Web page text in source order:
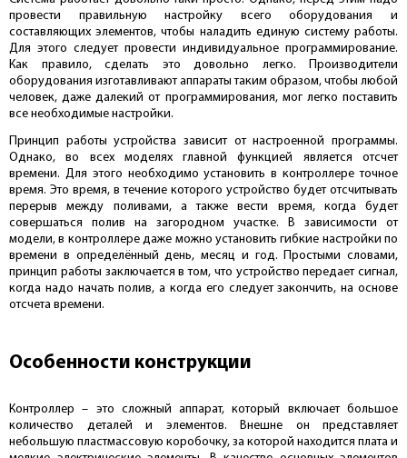
провести правильную настройку всего оборудования и
составляющих элементов, чтобы наладить единую систему работы.
Для этого следует провести индивидуальное программирование.
Как правило, сделать это довольно легко. Производители
оборудования изготавливают аппараты таким образом, чтобы любой
человек, даже далекий от программирования, мог легко поставить
все необходимые настройки.
Принцип работы устройства зависит от настроенной программы.
Однако, во всех моделях главной функцией является отсчет
времени. Для этого необходимо установить в контроллере точное
время. Это время, в течение которого устройство будет отсчитывать
перерыв между поливами, а также вести время, когда будет
совершаться полив на загородном участке. В зависимости от
модели, в контроллере даже можно установить гибкие настройки по
времени в определённый день, месяц и год. Простыми словами,
принцип работы заключается в том, что устройство передает сигнал,
когда надо начать полив, а когда его следует закончить, на основе
отсчета времени.
Особенности конструкции
Контроллер – это сложный аппарат, который включает большое
количество деталей и элементов. Внешне он представляет
небольшую пластмассовую коробочку, за которой находится плата и